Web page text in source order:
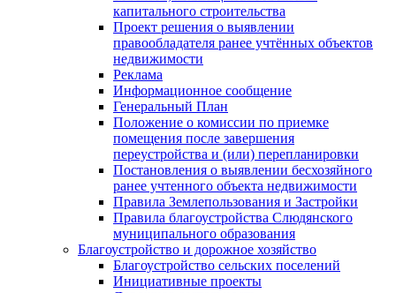
капитального строительства
Проект решения о выявлении
правообладателя ранее учтённых объектов
недвижимости
Реклама
Информационное сообщение
Генеральный План
Положение о комиссии по приемке
помещения после завершения
переустройства и (или) перепланировки
Постановления о выявлении бесхозяйного
ранее учтенного объекта недвижимости
Правила Землепользования и Застройки
Правила благоустройства Слюдянского
муниципального образования
Благоустройство и дорожное хозяйство
Благоустройство сельских поселений
Инициативные проекты